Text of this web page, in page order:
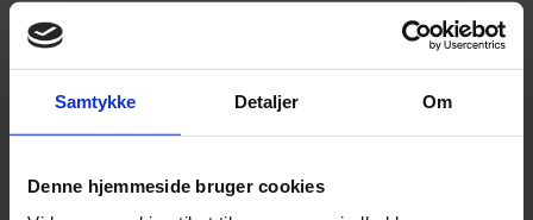
Samtykke Detaljer Om
Denne hjemmeside bruger cookies
Afgående kunstnerisk leder: »Copenhagen Opera Festival er et
åbent maskinrum«